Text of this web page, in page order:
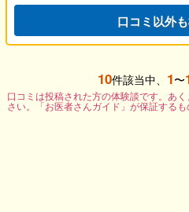
口コミ以外
10件該当中、 1〜
口コミは投稿された方の体験談です。あ
さい。「お医者さんガイド」が保証する